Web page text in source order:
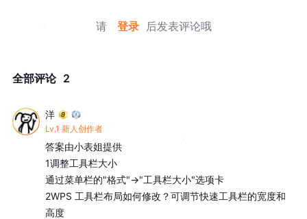
请 登录 后发表评论哦
全部评论 2
洋
Lv.1 新人创作者
答案由小表姐提供
1调整工具栏大小
通过菜单栏的"格式"→"工具栏大小"选项卡
2WPS 工具栏布局如何修改？可调节快速工具栏的宽度和
高度